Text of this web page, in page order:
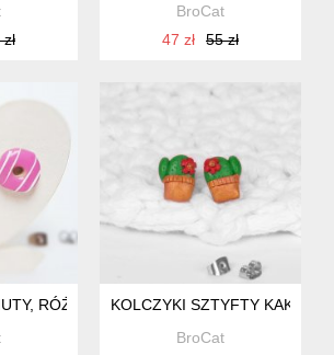
BroCat
47 zł
55 zł
RÓŻOWE PĄCZKIKOLCZYKI SZTYFTY KAKTUS
BroCat